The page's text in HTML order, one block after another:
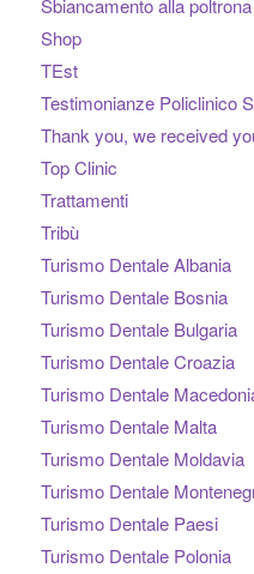
Sbiancamento alla poltrona
Shop
TEst
Testimonianze Policlinico
Thank you, we received
Top Clinic
Trattamenti
Tribù
Turismo Dentale Albania
Turismo Dentale Bosnia
Turismo Dentale Bulgaria
Turismo Dentale Croazia
Turismo Dentale
Turismo Dentale Malta
Turismo Dentale Moldavia
Turismo Dentale
Turismo Dentale Paesi
Turismo Dentale Polonia